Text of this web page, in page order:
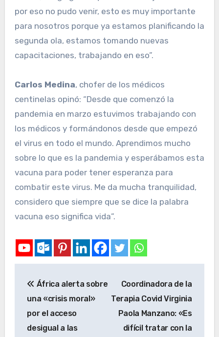
por eso no pudo venir, esto es muy importante
para nosotros porque ya estamos planificando la
segunda ola, estamos tomando nuevas
capacitaciones, trabajando en eso”.
Carlos Medina, chofer de los médicos
centinelas opinó: “Desde que comenzó la
pandemia en marzo estuvimos trabajando con
los médicos y formándonos desde que empezó
el virus en todo el mundo. Aprendimos mucho
sobre lo que es la pandemia y esperábamos esta
vacuna para poder tener esperanza para
combatir este virus. Me da mucha tranquilidad,
considero que siempre que se dice la palabra
vacuna eso significa vida”.
África alerta sobre
una «crisis moral»
por el acceso
desigual a las
Coordinadora de la
Terapia Covid Virginia
Paola Manzano: «Es
difícil tratar con la